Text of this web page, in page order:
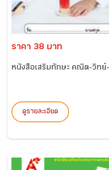
ราคา 38 บาท
หนังสือเสริมทักษะ คณิต-วิทย์-
ดูรายละเอียด